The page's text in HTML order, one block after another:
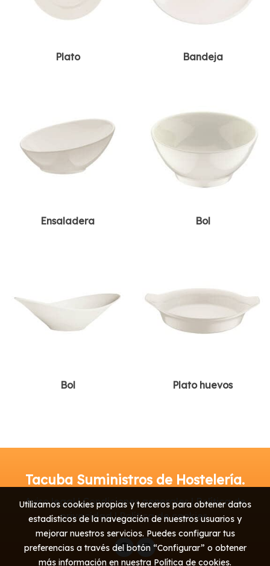
Plato Bandeja
Ensaladera Bol
Bol Plato huevos
Tacuba Suministros de Hostelería.
Aviso legal | Condiciones generales | Política de
privacidad | Política de cookies
Utilizamos cookies propias y terceros para obtener datos
estadísticos de la navegación de nuestros usuarios y
mejorar nuestros servicios. Puedes configurar tus
preferencias a través del botón “Configurar” o obtener
más información en nuestra Política de cookies.